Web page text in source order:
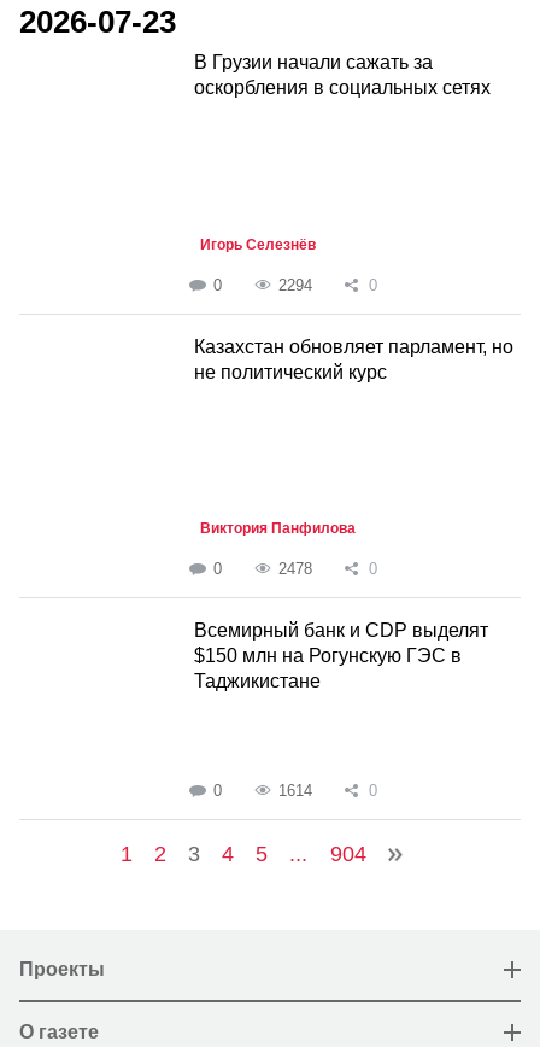
2026-07-23
В Грузии начали сажать за
оскорбления в социальных сетях
Игорь Селезнёв
0 2294 0
Казахстан обновляет парламент, но
не политический курс
Виктория Панфилова
0 2478 0
Всемирный банк и CDP выделят
$150 млн на Рогунскую ГЭС в
Таджикистане
0 1614 0
1 2 3 4 5 ... 904
Проекты
О газете